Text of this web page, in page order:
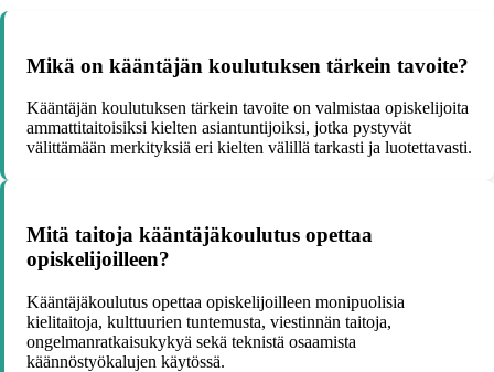
Mikä on kääntäjän koulutuksen tärkein tavoite?
Kääntäjän koulutuksen tärkein tavoite on valmistaa opiskelijoita
ammattitaitoisiksi kielten asiantuntijoiksi, jotka pystyvät
välittämään merkityksiä eri kielten välillä tarkasti ja luotettavasti.
Mitä taitoja kääntäjäkoulutus opettaa
opiskelijoilleen?
Kääntäjäkoulutus opettaa opiskelijoilleen monipuolisia
kielitaitoja, kulttuurien tuntemusta, viestinnän taitoja,
ongelmanratkaisukykyä sekä teknistä osaamista
käännöstyökalujen käytössä.